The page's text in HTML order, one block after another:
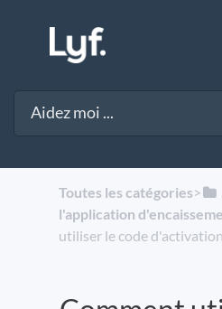
Toutes les catégories​>​
l'application
utiliser le code